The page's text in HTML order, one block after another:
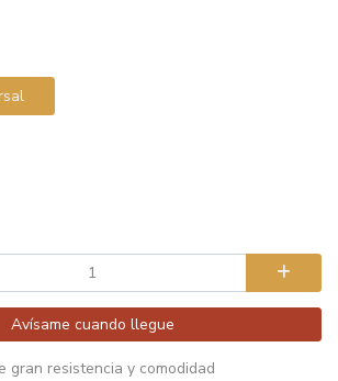
Avísame cuando llegue
gran resistencia y comodidad